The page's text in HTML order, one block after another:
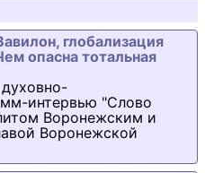
глобализация
опасна тотальная
интервью "Слово
Воронежским и
Воронежской